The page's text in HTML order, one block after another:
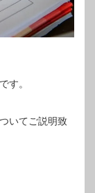
す。
いてご説明致